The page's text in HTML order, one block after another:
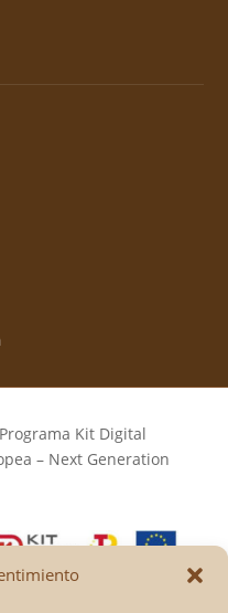
Kit Digital
– Next Generation